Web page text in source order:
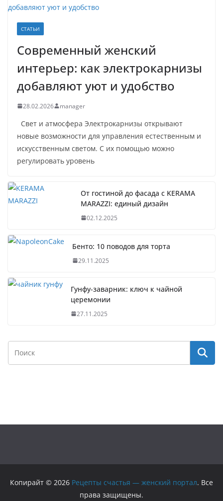
СТАТЬИ
Современный женский
интерьер: как электрокарнизы
добавляют уют и удобство
28.02.2026 manager
Свет и атмосфера Электрокарнизы открывают
новые возможности для управления естественным и
искусственным светом. С их помощью можно
регулировать уровень
От гостиной до фасада с KERAMA
MARAZZI: единый дизайн
02.12.2025
Бенто: 10 поводов для торта
29.11.2025
Гунфу-заварник: ключ к чайной
церемонии
27.11.2025
Копирайт © 2026 Рецепты счастья — женский портал. Все
права защищены.